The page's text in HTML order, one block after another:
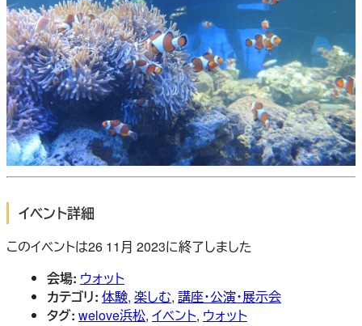
イベント詳細
このイベントは26 11月 2023に終了しました
会場: ウォット
カテゴリ: 体験, 楽しむ, 講座・公演・展示会
タグ: welove浜松, イベント, ウォット